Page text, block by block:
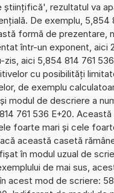
științifică', rezultatul va
De exemplu, 5,854
formă de prezentare,
într-un exponent, aici
zis, aici 5,854 814 761
cu posibilități
de exemplu
modul de descriere a
761 536 E+20.
foarte mari și cele
această casetă
în modul uzual de
de mai sus,
acest mod de scriere: